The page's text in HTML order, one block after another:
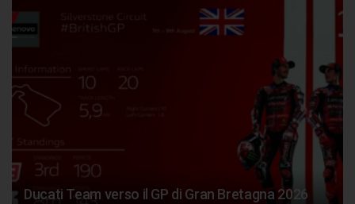
Ducati Team verso il GP di Gran Bretagna 2026